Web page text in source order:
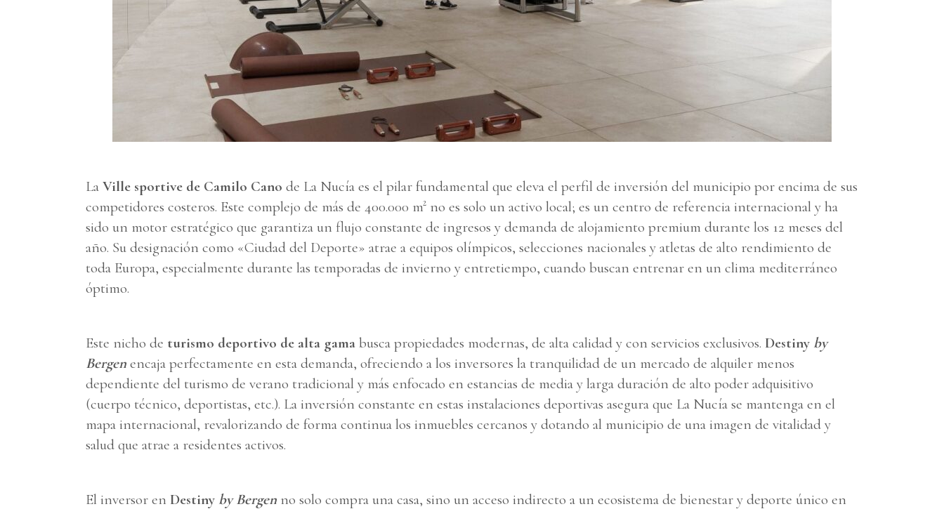
La Ville sportive de Camilo Cano de La Nucía es el pilar fundamental que eleva el perfil de inversión del municipio por encima de sus
competidores costeros. Este complejo de más de 400.000 m² no es solo un activo local; es un centro de referencia internacional y ha
sido un motor estratégico que garantiza un flujo constante de ingresos y demanda de alojamiento premium durante los 12 meses del
año. Su designación como «Ciudad del Deporte» atrae a equipos olímpicos, selecciones nacionales y atletas de alto rendimiento de
toda Europa, especialmente durante las temporadas de invierno y entretiempo, cuando buscan entrenar en un clima mediterráneo
óptimo.
Este nicho de turismo deportivo de alta gama busca propiedades modernas, de alta calidad y con servicios exclusivos. Destiny by
Bergen encaja perfectamente en esta demanda, ofreciendo a los inversores la tranquilidad de un mercado de alquiler menos
dependiente del turismo de verano tradicional y más enfocado en estancias de media y larga duración de alto poder adquisitivo
(cuerpo técnico, deportistas, etc.). La inversión constante en estas instalaciones deportivas asegura que La Nucía se mantenga en el
mapa internacional, revalorizando de forma continua los inmuebles cercanos y dotando al municipio de una imagen de vitalidad y
salud que atrae a residentes activos.
El inversor en Destiny by Bergen no solo compra una casa, sino un acceso indirecto a un ecosistema de bienestar y deporte único en